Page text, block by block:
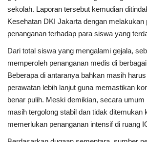
Kesehatan
Layanan Publik
Perempuan/Anak
sekolah. Laporan tersebut kemudian
Kesehatan DKI Jakarta dengan melakukan
penanganan terhadap para siswa yang
Dari total siswa yang mengalami gejala,
memperoleh penanganan medis di
Beberapa di antaranya bahkan masih
perawatan lebih lanjut guna memastikan
benar pulih. Meski demikian, secara
masih tergolong stabil dan tidak ditemukan
memerlukan penanganan intensif di ruang